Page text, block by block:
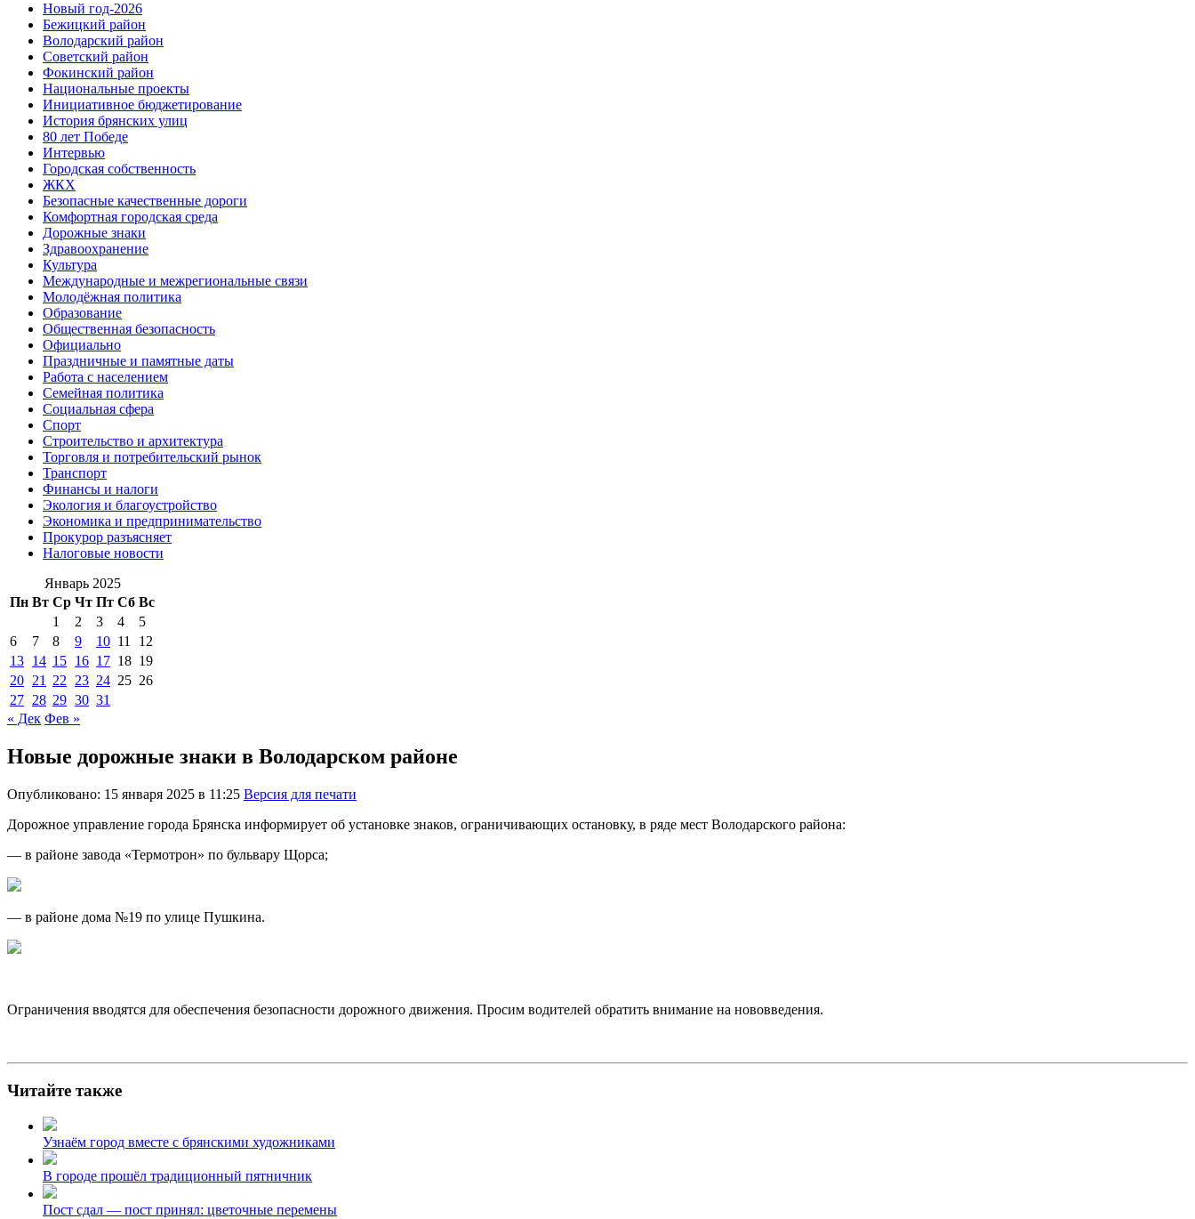
Новый год-2026
Бежицкий район
Володарский район
Советский район
Фокинский район
Национальные проекты
Инициативное бюджетирование
История брянских улиц
80 лет Победе
Интервью
Городская собственность
ЖКХ
Безопасные качественные дороги
Комфортная городская среда
Дорожные знаки
Здравоохранение
Культура
Международные и межрегиональные связи
Молодёжная политика
Образование
Общественная безопасность
Официально
Праздничные и памятные даты
Работа с населением
Семейная политика
Социальная сфера
Спорт
Строительство и архитектура
Торговля и потребительский рынок
Транспорт
Финансы и налоги
Экология и благоустройство
Экономика и предпринимательство
Прокурор разъясняет
Налоговые новости
Январь 2025
Пн Вт Ср Чт Пт Сб Вс
1
2 3 4
5
6
7 8 9 10 11
12
13 14 15 16 17 18 19
20 21 22 23 24 25 26
27 28 29 30 31
« Дек Фев »
Новые дорожные знаки в Володарском районе
Опубликовано: 15 января 2025 в 11:25 Версия для печати
Дорожное управление города Брянска информирует об установке знаков, ограничивающих остановку, в ряде мест Володарского района:
— в районе завода «Термотрон» по бульвару Щорса;
— в районе дома №19 по улице Пушкина.
Ограничения вводятся для обеспечения безопасности дорожного движения. Просим водителей обратить внимание на нововведения.
Читайте также
Узнаём город вместе с брянскими художниками
В городе прошёл традиционный пятничник
Пост сдал — пост принял: цветочные перемены